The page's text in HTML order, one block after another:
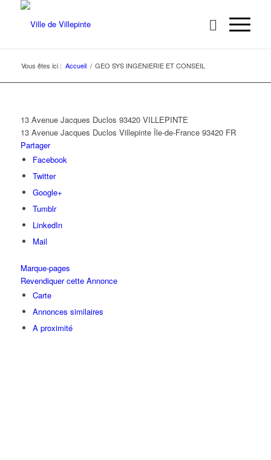
Vous êtes ici : Accueil / GEO SYS INGENIERIE ET CONSEIL
13 Avenue Jacques Duclos 93420 VILLEPINTE
13 Avenue Jacques Duclos Villepinte Île-de-France 93420 FR
Partager
Facebook
Twitter
Google+
Tumblr
LinkedIn
Mail
Marque-pages
Revendiquer cette Annonce
Carte
Annonces similaires
A proximité